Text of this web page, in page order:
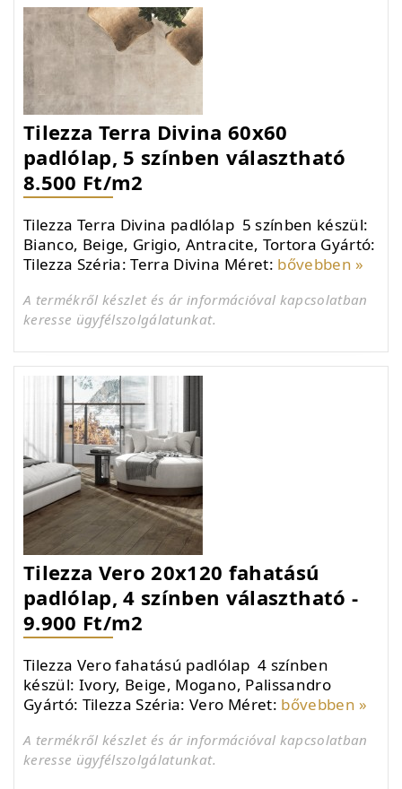
Tilezza Terra Divina 60x60
padlólap, 5 színben választható
8.500 Ft/m2
Tilezza Terra Divina padlólap 5 színben készül:
Bianco, Beige, Grigio, Antracite, Tortora Gyártó:
Tilezza Széria: Terra Divina Méret: bővebben »
A termékről készlet és ár információval kapcsolatban
keresse ügyfélszolgálatunkat.
Tilezza Vero 20x120 fahatású
padlólap, 4 színben választható -
9.900 Ft/m2
Tilezza Vero fahatású padlólap 4 színben
készül: Ivory, Beige, Mogano, Palissandro
Gyártó: Tilezza Széria: Vero Méret: bővebben »
A termékről készlet és ár információval kapcsolatban
keresse ügyfélszolgálatunkat.